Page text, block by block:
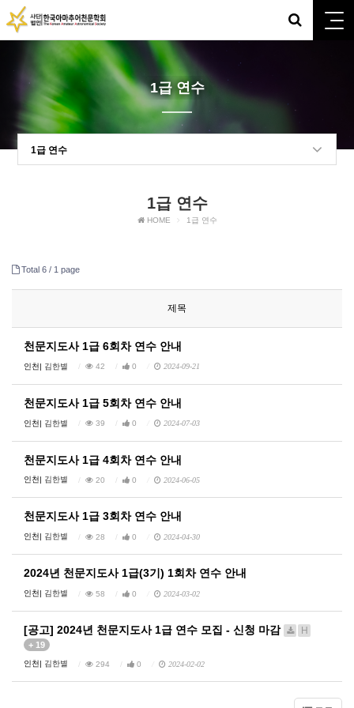
1급 연수
1급 연수
1급 연수
HOME 1급 연수
Total 6 / 1 page
제목
천문지도사 1급 6회차 연수 안내
인천| 김한별 42 0 2024-09-21
천문지도사 1급 5회차 연수 안내
인천| 김한별 39 0 2024-07-03
천문지도사 1급 4회차 연수 안내
인천| 김한별 20 0 2024-06-05
천문지도사 1급 3회차 연수 안내
인천| 김한별 28 0 2024-04-30
2024년 천문지도사 1급(3기) 1회차 연수 안내
인천| 김한별 58 0 2024-03-02
[공고] 2024년 천문지도사 1급 연수 모집 - 신청 마감 H
+ 19
인천| 김한별 294 0 2024-02-02